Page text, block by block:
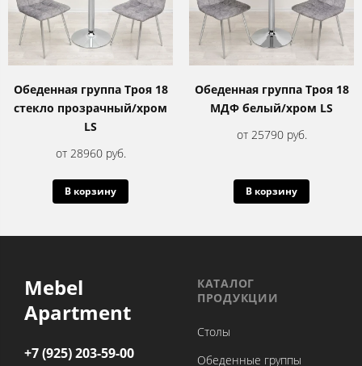
Обеденная группа Троя 18
стекло прозрачный/хром
LS
от 28960 руб.
В корзину
Обеденная группа Троя 18
МДФ белый/хром LS
от 25790 руб.
В корзину
Mebel
Apartment
+7 (925) 203-59-00
КАТАЛОГ
ПРОДУКЦИИ
Столы
Обеденные группы